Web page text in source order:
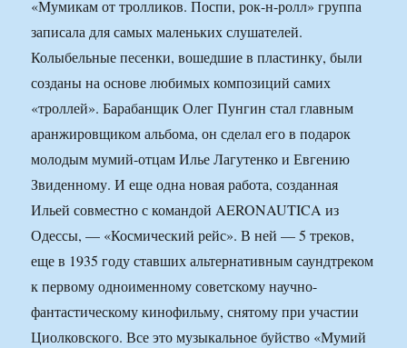
«Мумикам от тролликов. Поспи, рок-н-ролл» группа
записала для самых маленьких слушателей.
Колыбельные песенки, вошедшие в пластинку, были
созданы на основе любимых композиций самих
«троллей». Барабанщик Олег Пунгин стал главным
аранжировщиком альбома, он сделал его в подарок
молодым мумий-отцам Илье Лагутенко и Евгению
Звиденному. И еще одна новая работа, созданная
Ильей совместно с командой AERONAUTICA из
Одессы, — «Космический рейс». В ней — 5 треков,
еще в 1935 году ставших альтернативным саундтреком
к первому одноименному советскому научно-
фантастическому кинофильму, снятому при участии
Циолковского. Все это музыкальное буйство «Мумий